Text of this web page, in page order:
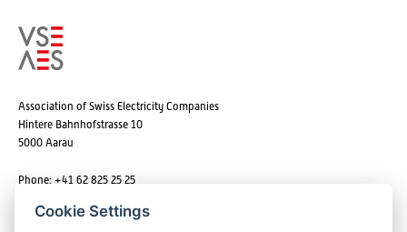
Association of Swiss Electricity Companies
Hintere Bahnhofstrasse 10
5000 Aarau
Phone: +41 62 825 25 25
Cookie Settings